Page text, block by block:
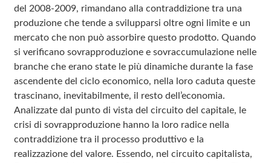
del 2008‑2009, rimandano alla contraddizione tra una
produzione che tende a svilupparsi oltre ogni limite e un
mercato che non può assorbire questo prodotto. Quando
si verificano sovrapproduzione e sovraccumulazione nelle
branche che erano state le più dinamiche durante la fase
ascendente del ciclo economico, nella loro caduta queste
trascinano, inevitabilmente, il resto dell’economia.
Analizzate dal punto di vista del circuito del capitale, le
crisi di sovrapproduzione hanno la loro radice nella
contraddizione tra il processo produttivo e la
realizzazione del valore. Essendo, nel circuito capitalista,